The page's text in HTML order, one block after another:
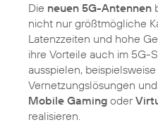
Die neuen 5G-Antennen
nicht nur größtmögliche
Latenzzeiten und hohe
ihre Vorteile auch im 5G-
ausspielen,
Vernetzungslösungen
Mobile Gaming oder
realisieren.